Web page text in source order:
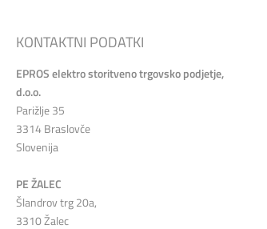
KONTAKTNI PODATKI
EPROS elektro storitveno trgovsko podjetje,
d.o.o.
Parižlje 35
3314 Braslovče
Slovenija
PE ŽALEC
Šlandrov trg 20a,
3310 Žalec